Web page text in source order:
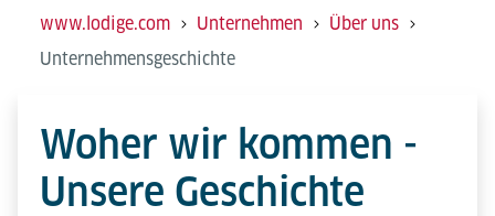
www.lodige.com
Unternehmen
Über uns
Unternehmensgeschichte
Woher wir kommen -
Unsere Geschichte